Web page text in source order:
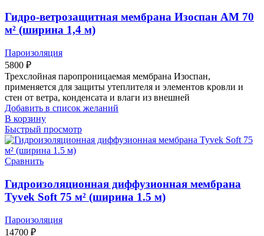
Гидро-ветрозащитная мембрана Изоспан AМ 70
м² (ширина 1,4 м)
Пароизоляция
5800 ₽
Трехслойная паропроницаемая мембрана Изоспан,
применяется для защиты утеплителя и элементов кровли и
стен от ветра, конденсата и влаги из внешней
Добавить в список желаний
В корзину
Быстрый просмотр
Сравнить
Гидроизоляционная диффузионная мембрана
Tyvek Soft 75 м² (ширина 1.5 м)
Пароизоляция
14700 ₽